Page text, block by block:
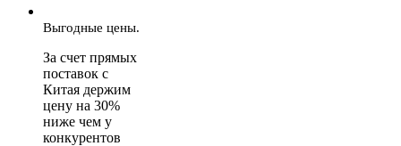
Выгодные цены.
За счет прямых
поставок с
Китая держим
цену на 30%
ниже чем у
конкурентов